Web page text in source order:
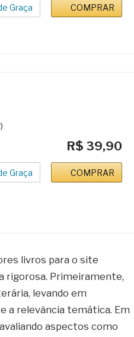
Graça COMPRAR
R$ 39,90
Graça COMPRAR
livros para o site
rigorosa. Primeiramente,
levando em
a relevância temática. Em
aspectos como